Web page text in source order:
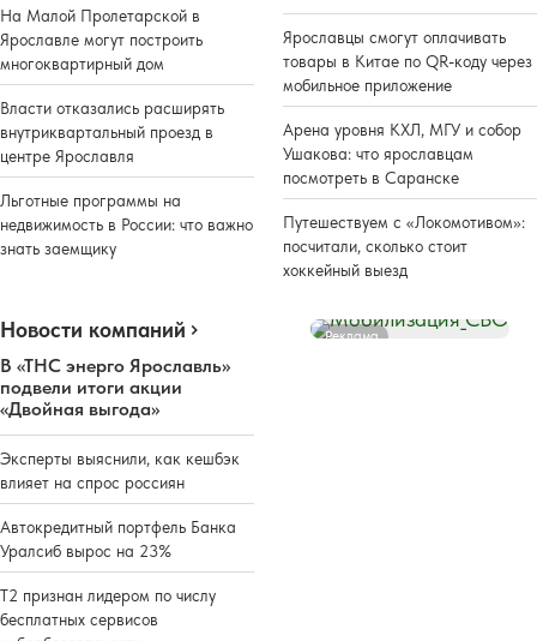
На Малой Пролетарской в
Ярославле могут построить
многоквартирный дом
Власти отказались расширять
внутриквартальный проезд в
центре Ярославля
Льготные программы на
недвижимость в России: что важно
знать заемщику
Ярославцы смогут оплачивать
товары в Китае по QR-коду через
мобильное приложение
Арена уровня КХЛ, МГУ и собор
Ушакова: что ярославцам
посмотреть в Саранске
Путешествуем с «Локомотивом»:
посчитали, сколько стоит
хоккейный выезд
Новости компаний
В «ТНС энерго Ярославль»
подвели итоги акции
«Двойная выгода»
Эксперты выяснили, как кешбэк
влияет на спрос россиян
Автокредитный портфель Банка
Уралсиб вырос на 23%
Т2 признан лидером по числу
бесплатных сервисов
Реклама